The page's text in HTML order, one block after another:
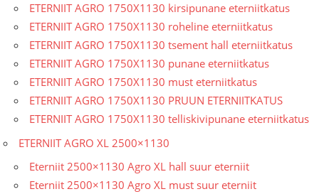
ETERNIIT AGRO 1750X1130 kirsipunane eterniitkatus
ETERNIIT AGRO 1750X1130 roheline eterniitkatus
ETERNIIT AGRO 1750X1130 tsement hall eterniitkatus
ETERNIIT AGRO 1750X1130 punane eterniitkatus
ETERNIIT AGRO 1750X1130 must eterniitkatus
ETERNIIT AGRO 1750X1130 PRUUN ETERNIITKATUS
ETERNIIT AGRO 1750X1130 telliskivipunane eterniitkatus
ETERNIIT AGRO XL 2500×1130
Eterniit 2500×1130 Agro XL hall suur eterniit
Eterniit 2500×1130 Agro XL must suur eterniit